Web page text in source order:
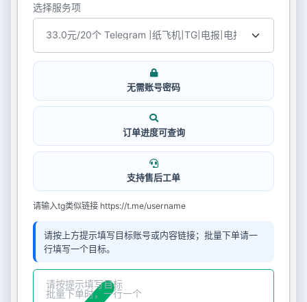
选择服务项
无需账号密码
订单进度可查询
支持售后工单
请输入tg类似链接 https://t.me/username
请按上方提示填写目标账号或内容链接；批量下单请一
行填写一个目标。